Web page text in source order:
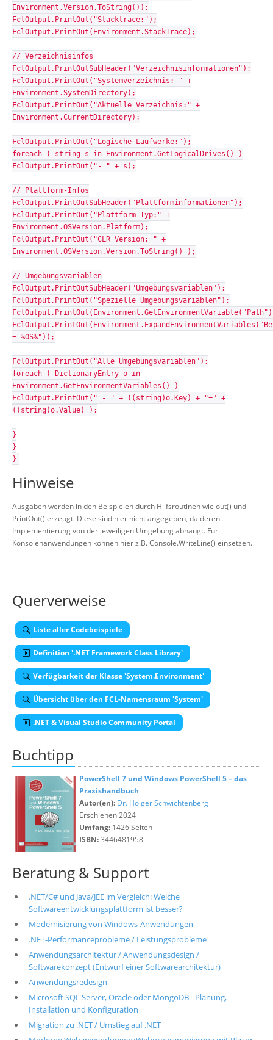
Environment.Version.ToString());
FclOutput.PrintOut("Stacktrace:");
FclOutput.PrintOut(Environment.StackTrace);
// Verzeichnisinfos
FclOutput.PrintOutSubHeader("Verzeichnisinformationen");
FclOutput.PrintOut("Systemverzeichnis: " +
Environment.SystemDirectory);
FclOutput.PrintOut("Aktuelle Verzeichnis:" +
Environment.CurrentDirectory);
FclOutput.PrintOut("Logische Laufwerke:");
foreach ( string s in Environment.GetLogicalDrives() )
FclOutput.PrintOut("- " + s);
// Plattform-Infos
FclOutput.PrintOutSubHeader("Plattforminformationen");
FclOutput.PrintOut("Plattform-Typ:" +
Environment.OSVersion.Platform);
FclOutput.PrintOut("CLR Version: " +
Environment.OSVersion.Version.ToString() );
// Umgebungsvariablen
FclOutput.PrintOutSubHeader("Umgebungsvariablen");
FclOutput.PrintOut("Spezielle Umgebungsvariablen");
= %OS%"));
FclOutput.PrintOut("Alle Umgebungsvariablen");
foreach ( DictionaryEntry o in
Environment.GetEnvironmentVariables() )
FclOutput.PrintOut(" - " + ((string)o.Key) + "=" +
((string)o.Value) );
}
}
}
Hinweise
Ausgaben werden in den Beispielen durch Hilfsroutinen wie out() und
PrintOut() erzeugt. Diese sind hier nicht angegeben, da deren
Implementierung von der jeweiligen Umgebung abhängt. Für
Konsolenanwendungen können hier z.B. Console.WriteLine() einsetzen.
Querverweise
Liste aller Codebeispiele
Definition '.NET Framework Class Library'
Verfügbarkeit der Klasse 'System.Environment'
Übersicht über den FCL-Namensraum 'System'
.NET & Visual Studio Community Portal
Buchtipp
PowerShell 7 und Windows PowerShell 5 – das
Praxishandbuch
Autor(en): Dr. Holger Schwichtenberg
Erschienen 2024
Umfang: 1426 Seiten
ISBN:3446481958
Beratung & Support
.NET/C# und Java/JEE im Vergleich: Welche
Softwareentwicklungsplattform ist besser?
Modernisierung von Windows-Anwendungen
.NET-Performanceprobleme / Leistungsprobleme
Anwendungsarchitektur / Anwendungsdesign /
Softwarekonzept (Entwurf einer Softwarearchitektur)
Anwendungsredesign
Microsoft SQL Server, Oracle oder MongoDB - Planung,
Installation und Konfiguration
Migration zu .NET / Umstieg auf .NET